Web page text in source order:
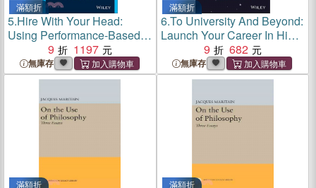
滿額折
5.Hire With Your Head:
Using Performance-Based
Hiring To Build Outstanding
Diverse Teams, Fourth
Edition
9 1197
無庫存
滿額折
6.To University And Beyond:
Launch Your Career In High
9 682
無庫存
滿額折 滿額折